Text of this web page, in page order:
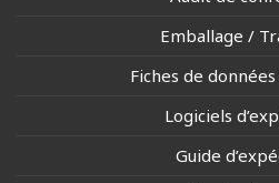
Emballage /
Fiches de
Logiciels
Guide